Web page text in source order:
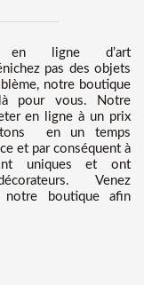
en ligne d’art
pas desobjets
notre boutique
pour vous. Notre
en ligne à un prix
en un temps
et par conséquent à
uniques et ont
Venez
boutique afin